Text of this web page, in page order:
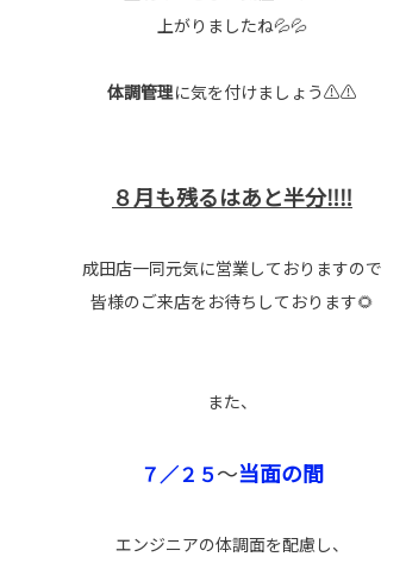
上がりましたね💦💦
体調管理に気を付けましょう⚠⚠
８月も残るはあと半分‼‼
成田店一同元気に営業しておりますので
皆様のご来店をお待ちしております🌻
また、
７／２５〜当面の間
エンジニアの体調面を配慮し、